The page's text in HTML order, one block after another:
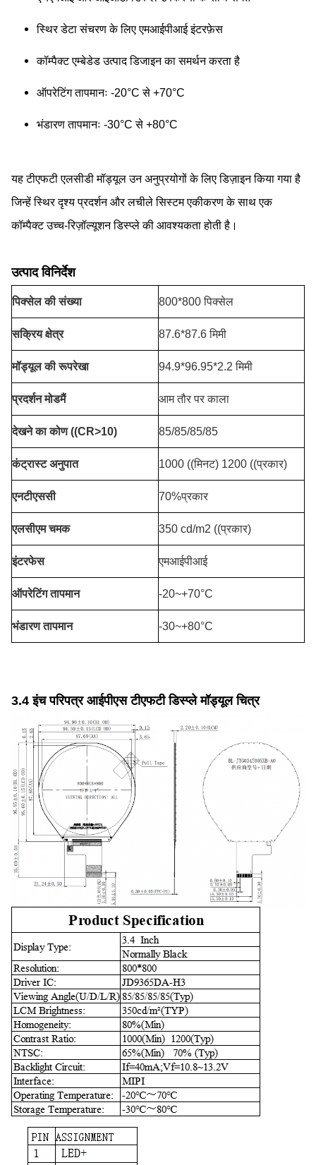
स्थिर डेटा संचरण के लिए एमआईपीआई इंटरफ़ेस
कॉम्पैक्ट एम्बेडेड उत्पाद डिजाइन का समर्थन करता है
ऑपरेटिंग तापमानः -20°C से +70°C
भंडारण तापमानः -30°C से +80°C
यह टीएफटी एलसीडी मॉड्यूल उन अनुप्रयोगों के लिए डिज़ाइन किया गया है
जिन्हें स्थिर दृश्य प्रदर्शन और लचीले सिस्टम एकीकरण के साथ एक
कॉम्पैक्ट उच्च-रिज़ॉल्यूशन डिस्प्ले की आवश्यकता होती है।
उत्पाद विनिर्देश
पिक्सेल की संख्या 800*800 पिक्सेल
सक्रिय क्षेत्र 87.6*87.6 मिमी
मॉड्यूल की रूपरेखा 94.9*96.95*2.2 मिमी
प्रदर्शन मोडमैं आम तौर पर काला
देखने का कोण ((CR>10) 85/85/85/85
कंट्रास्ट अनुपात 1000 ((मिनट) 1200 ((प्रकार)
एनटीएससी 70%प्रकार
एलसीएम चमक 350 cd/m2 ((प्रकार)
इंटरफेस एमआईपीआई
ऑपरेटिंग तापमान -20~+70°C
भंडारण तापमान -30~+80°C
3.4 इंच परिपत्र आईपीएस टीएफटी डिस्प्ले मॉड्यूल चित्र